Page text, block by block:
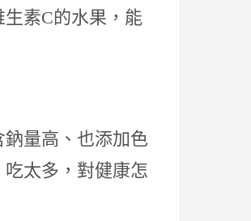
素C的水果，能
量高、也添加色
太多，對健康怎